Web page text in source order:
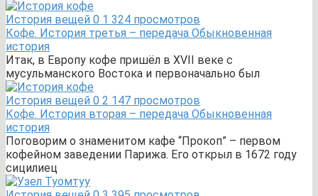
История вещей 0 1 324 просмотров
Кофе. История третья – передача Обыкновенная
история
Итак, в Европу кофе пришёл в XVII веке с
мусульманского Востока и первоначально был
История вещей 0 2 147 просмотров
Кофе. История вторая – передача Обыкновенная
история
Поговорим о знаменитом кафе “Прокоп” – первом
кофейном заведении Парижа. Его открыл в 1672 году
сицилиец